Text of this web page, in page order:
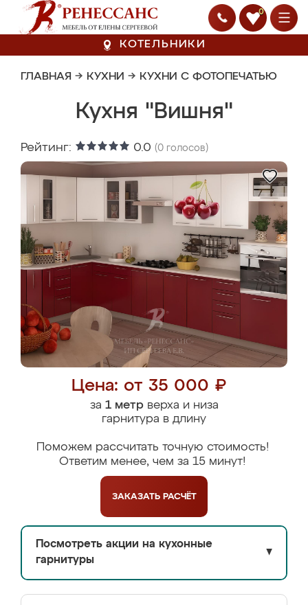
0
КОТЕЛЬНИКИ
ГЛАВНАЯ → КУХНИ → КУХНИ С ФОТОПЕЧАТЬЮ
Кухня "Вишня"
Рейтинг: 0.0 (0 голосов)
Цена: от 35 000 ₽
за 1 метрверха и низа
гарнитура в длину
Поможем рассчитать точную стоимость!
Ответим менее, чем за 15 минут!
ЗАКАЗАТЬ РАСЧЁТ
Посмотреть акции на кухонные
гарнитуры
▼